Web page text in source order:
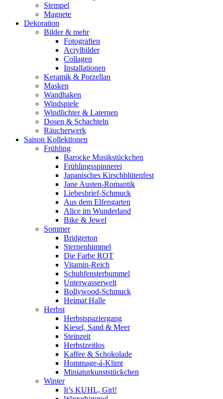
Stempel
Magnete
Dekoration
Bilder & mehr
Fotografien
Acrylbilder
Collagen
Installationen
Keramik & Porzellan
Masken
Wandhaken
Windspiele
Windlichter & Laternen
Dosen & Schachteln
Räucherwerk
Saison Kollektionen
Frühling
Barocke Musikstückchen
Frühlingsspinnerei
Japanisches Kirschblütenfest
Jane Austen-Romantik
Liebesbrief-Schmuck
Aus dem Elfengarten
Alice im Wunderland
Bike & Jewel
Sommer
Bridgerton
Sternenhimmel
Die Farbe ROT
Vitamin-Reich
Schuhfensterbummel
Unterwasserwelt
Bollywood-Schmuck
Heimat Halle
Herbst
Herbstspaziergang
Kiesel, Sand & Meer
Steinzeit
Herbstzeitlos
Kaffee & Schokolade
Hommage-á-Klimt
Miniaturkunststückchen
Winter
It’s KUHL, Girl!